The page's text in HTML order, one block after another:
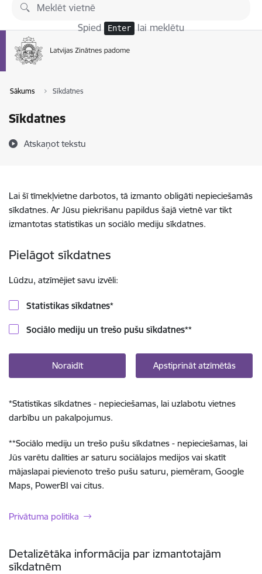
Pāriet uz lapas saturu
Spied Enter lai meklētu
Sākums Sīkdatnes
Sīkdatnes
Atskaņot tekstu
Lai šī tīmekļvietne darbotos, tā izmanto obligāti nepieciešamās
sīkdatnes. Ar Jūsu piekrišanu papildus šajā vietnē var tikt
izmantotas statistikas un sociālo mediju sīkdatnes.
Pielāgot sīkdatnes
Lūdzu, atzīmējiet savu izvēli:
Statistikas sīkdatnes*
Sociālo mediju un trešo pušu sīkdatnes**
Noraidīt Apstiprināt atzīmētās
*Statistikas sīkdatnes - nepieciešamas, lai uzlabotu vietnes
darbību un pakalpojumus.
**Sociālo mediju un trešo pušu sīkdatnes - nepieciešamas, lai
Jūs varētu dalīties ar saturu sociālajos medijos vai skatīt
mājaslapai pievienoto trešo pušu saturu, piemēram, Google
Maps, PowerBI vai citus.
Privātuma politika
Detalizētāka informācija par izmantotajām
sīkdatnēm